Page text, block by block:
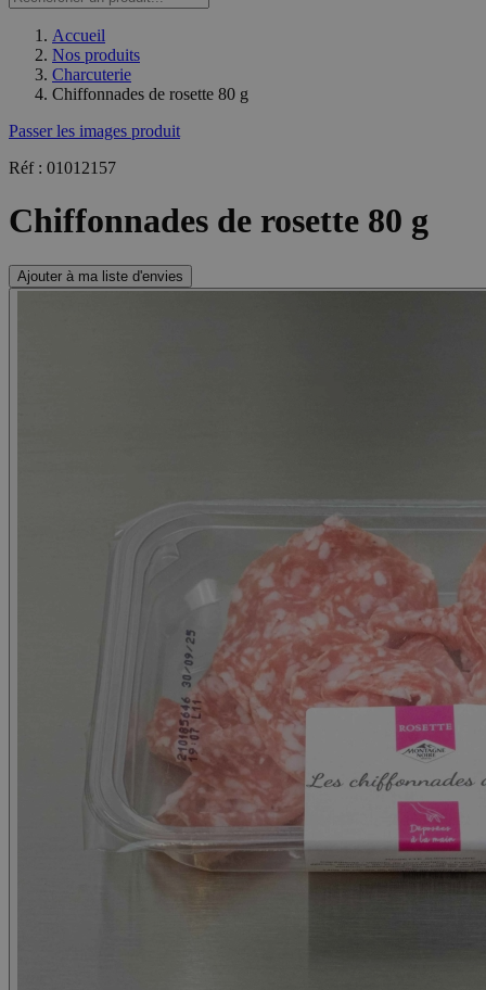
Accueil
Nos produits
Charcuterie
Chiffonnades de rosette 80 g
Passer les images produit
Réf : 01012157
Chiffonnades de rosette 80 g
Ajouter à ma liste d'envies